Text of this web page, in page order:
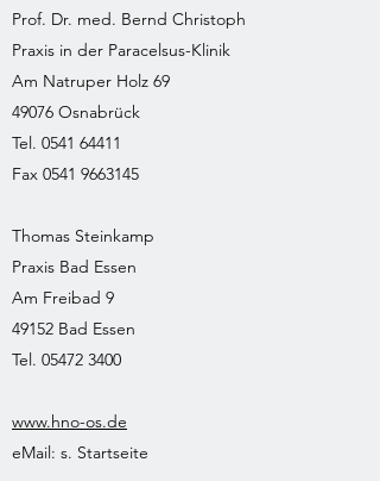
Prof. Dr. med. Bernd Christoph
Praxis in der Paracelsus-Klinik
Am Natruper Holz 69
49076 Osnabrück
Tel. 0541 64411
Fax 0541 9663145
Thomas Steinkamp
Praxis Bad Essen
Am Freibad 9
49152 Bad Essen
Tel. 05472 3400
www.hno-os.de
eMail: s. Startseite